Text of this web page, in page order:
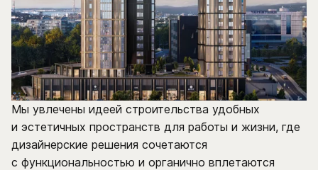
Мы увлечены идеей строительства удобных
и эстетичных пространств для работы и жизни, где
дизайнерские решения сочетаются
с функциональностью и органично вплетаются